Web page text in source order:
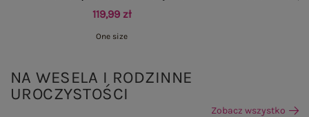
119,99 zł
One size
NA WESELA I RODZINNE
UROCZYSTOŚCI
Zobacz wszystko